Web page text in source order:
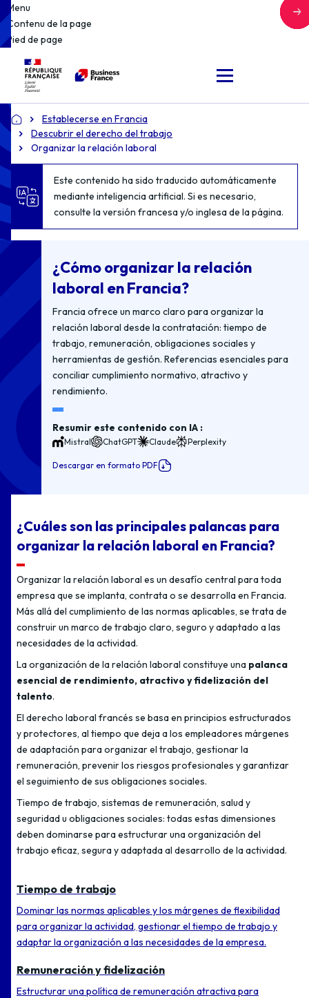
Menu
Contenu de la page
Pied de page
Accueil
Establecerse en Francia
Descubrir el derecho del trabajo
Organizar la relación laboral
Este contenido ha sido traducido automáticamente
mediante inteligencia artificial. Si es necesario,
consulte la versión francesa y/o inglesa de la página.
¿Cómo organizar la relación
laboral en Francia?
Francia ofrece un marco claro para organizar la
relación laboral desde la contratación: tiempo de
trabajo, remuneración, obligaciones sociales y
herramientas de gestión. Referencias esenciales para
conciliar cumplimiento normativo, atractivo y
rendimiento.
Resumir este contenido con IA :
Mistral ChatGPT Claude Perplexity
Descargar en formato PDF
¿Cuáles son las principales palancas para
organizar la relación laboral en Francia?
Organizar la relación laboral es un desafío central para toda
empresa que se implanta, contrata o se desarrolla en Francia.
Más allá del cumplimiento de las normas aplicables, se trata de
construir un marco de trabajo claro, seguro y adaptado a las
necesidades de la actividad.
La organización de la relación laboral constituye una palanca
esencial de rendimiento, atractivo y fidelización del
talento.
El derecho laboral francés se basa en principios estructurados
y protectores, al tiempo que deja a los empleadores márgenes
de adaptación para organizar el trabajo, gestionar la
remuneración, prevenir los riesgos profesionales y garantizar
el seguimiento de sus obligaciones sociales.
Tiempo de trabajo, sistemas de remuneración, salud y
seguridad u obligaciones sociales: todas estas dimensiones
deben dominarse para estructurar una organización del
trabajo eficaz, segura y adaptada al desarrollo de la actividad.
Tiempo de trabajo
Dominar las normas aplicables y los márgenes de flexibilidad
para organizar la actividad, gestionar el tiempo de trabajo y
adaptar la organización a las necesidades de la empresa.
Remuneración y fidelización
Estructurar una política de remuneración atractiva para